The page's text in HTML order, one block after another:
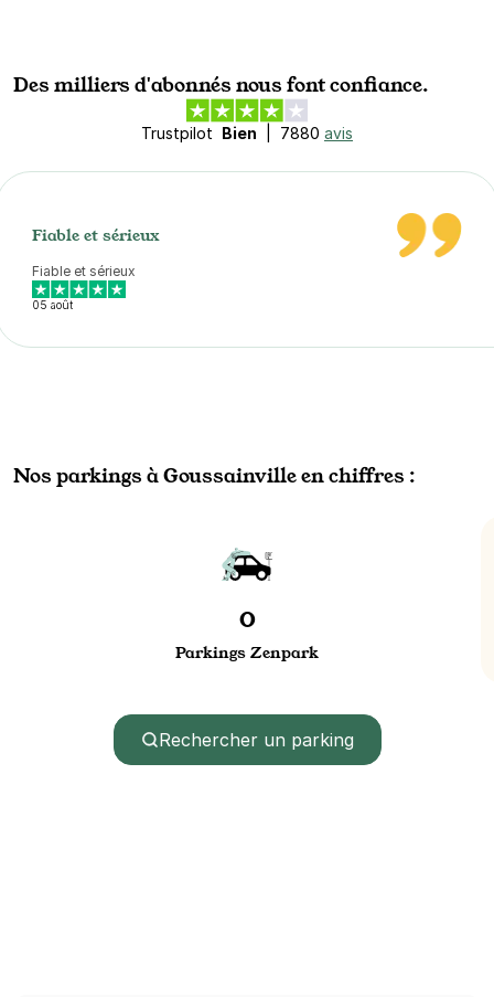
Des milliers d'abonnés nous font confiance.
Trustpilot Bien 7880 avis
Fiable et sérieux
Fiable et sérieux
05 août
Nos parkings à Goussainville en chiffres :
0
Parkings Zenpark
Rechercher un parking